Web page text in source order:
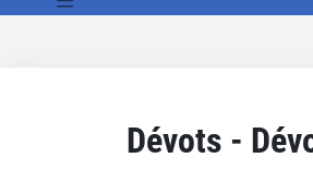
Dévots -